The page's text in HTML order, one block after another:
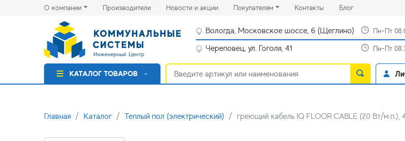
О компании Производители(current)Новости и акции(current)Покупателям Контакты(current)
Блог(current)
Вологда, Московское шоссе, 6 (Щеглино) Пн-Пт
Череповец, ул. Гоголя, 41 Пн-Пт
КАТАЛОГ ТОВАРОВ
Главная Каталог Теплый пол (электрический) греющий кабель IQ FLOOR CABLE (20 Вт/м.п.),